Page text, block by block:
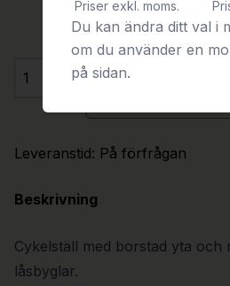
Antal
Lägg i
Leveranstid: På förfrågan
Beskrivning
Cykelställ med borstad yta
låsbyglar.
Priser exkl. moms.
Du kan ändra ditt val i
om du använder en
på sidan.